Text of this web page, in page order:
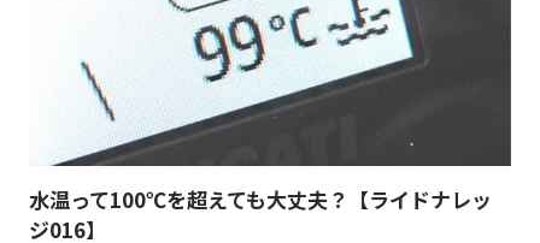
水温って100℃を超えても大丈夫？【ライドナレッ
ジ016】